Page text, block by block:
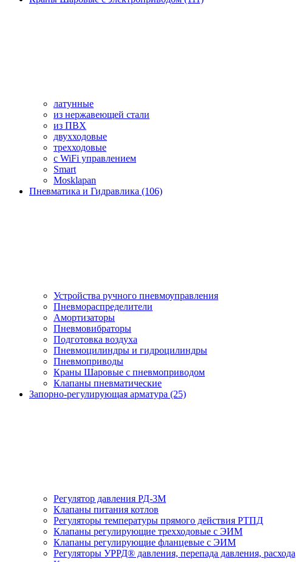
латунные
из нержавеющей стали
из ПВХ
двухходовые
трехходовые
с WiFi управлением
Smart
Mosklapan
Пневматика и Гидравлика (106)
Устройства ручного пневмоуправления
Пневмораспределители
Амортизаторы
Пневмовибраторы
Подготовка воздуха
Пневмоцилиндры и гидроцилиндры
Пневмоприводы
Краны Шаровые с пневмоприводом
Клапаны пневматические
Запорно-регулирующая арматура (25)
Регулятор давления РД-3М
Клапаны питания котлов
Регуляторы температуры прямого действия РТПД
Клапаны регулирующие трехходовые с ЭИМ
Клапаны регулирующие фланцевые с ЭИМ
Регуляторы УРРД® давления, перепада давления,